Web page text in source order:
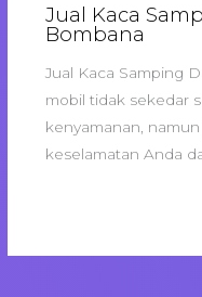
Jual Kaca
Bombana
Jual Kaca Samping
mobil tidak sekedar
kenyamanan,
keselamatan Anda